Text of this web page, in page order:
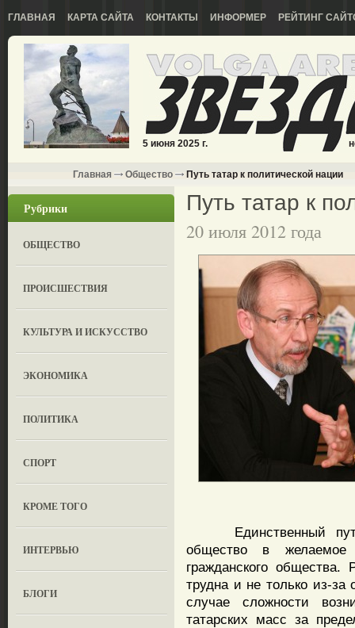
ГЛАВНАЯ КАРТА САЙТА КОНТАКТЫ ИНФОРМЕР РЕЙТИНГ
5 июня 2025 г.
Главная Общество Путь татар к политической нации
Рубрики
ОБЩЕСТВО
ПРОИСШЕСТВИЯ
КУЛЬТУРА И ИСКУССТВО
ЭКОНОМИКА
ПОЛИТИКА
СПОРТ
КРОМЕ ТОГО
ИНТЕРВЬЮ
БЛОГИ
Путь татар к
20 июля 2012 года
Единственный путь,
общество в
гражданского общества.
трудна и не только из-
случае сложности
татарских масс за